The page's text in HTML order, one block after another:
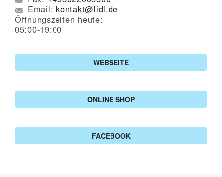
Email: kontakt@lidl.de
Öffnungszeiten heute:
05:00-19:00
WEBSEITE
ONLINE SHOP
FACEBOOK